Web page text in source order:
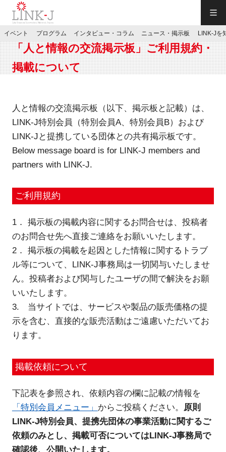
JP／EN
特別会員専用メニュー
施設ご予約
新規登録
イベント
プログラム
インタビュー・コラム
LINK-Jを知る
特別会員
施設・アクセス
イベント プログラム インタビュー・コラム ニュース・掲示板 LINK-Jを
「人と情報の交流掲示板」ご利用規約・
掲載について
人と情報の交流掲示板（以下、掲示板と記載）は、
LINK-J特別会員（特別会員A、特別会員B）および
LINK-Jと提携している団体との共有掲示板です。
Below message board is for LINK-J members and
partners with LINK-J.
ご利用規約
1． 掲示板の掲載内容に関するお問合せは、投稿者
のお問合せ先へ直接ご連絡をお願いいたします。
2． 掲示板の掲載を起因とした情報に関するトラブ
ル等について、LINK-J事務局は一切関与いたしませ
ん。投稿者および関与したユーザの間で解決をお願
いいたします。
3. 当サイトでは、サービスや製品の販売価格の提
示を含む、直接的な販売活動はご遠慮いただいてお
ります。
掲載依頼について
下記表を参照され、依頼内容の欄に記載の情報を
「特別会員メニュー」 からご投稿ください。 原則
LINK-J特別会員、提携先団体の事業活動に関するご
依頼のみとし、掲載可否についてはLINK-J事務局で
確認後、公開いたします。